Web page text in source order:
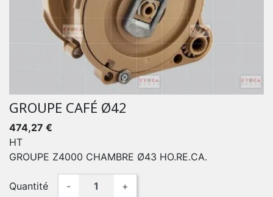
GROUPE CAFÉ Ø42
474,27 €
HT
GROUPE Z4000 CHAMBRE Ø43 HO.RE.CA.
Quantité - +